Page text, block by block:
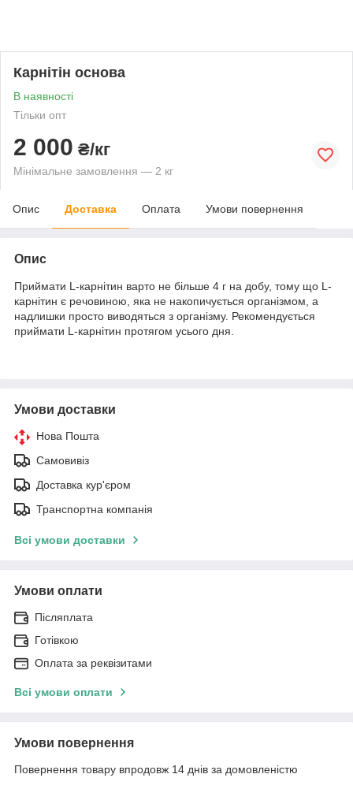
Карнітін основа
В наявності
Тільки опт
2 000 ₴/кг
Мінімальне замовлення — 2 кг
Опис Доставка Оплата Умови повернення
Опис
Приймати L-карнітин варто не більше 4 г на добу, тому що L-
карнітин є речовиною, яка не накопичується організмом, а
надлишки просто виводяться з організму. Рекомендується
приймати L-карнітин протягом усього дня.
Умови доставки
Нова Пошта
Самовивіз
Доставка кур'єром
Транспортна компанія
Всі умови доставки
Умови оплати
Післяплата
Готівкою
Оплата за реквізитами
Всі умови оплати
Умови повернення
Повернення товару впродовж 14 днів за домовленістю